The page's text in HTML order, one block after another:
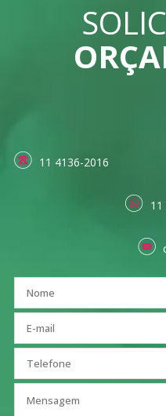
11 4136-2016
11